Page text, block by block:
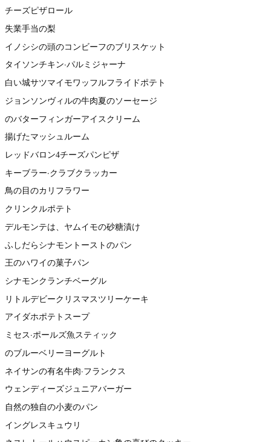
チーズピザロール
失業手当の梨
イノシシの頭のコンビーフのブリスケット
タイソンチキン·パルミジャーナ
白い城サツマイモワッフルフライドポテト
ジョンソンヴィルの牛肉夏のソーセージ
のバターフィンガーアイスクリーム
揚げたマッシュルーム
レッドバロン4チーズパンピザ
キーブラー·クラブクラッカー
鳥の目のカリフラワー
クリンクルポテト
デルモンテは、ヤムイモの砂糖漬け
ふしだらシナモントーストのパン
王のハワイの菓子パン
シナモンクランチベーグル
リトルデビークリスマスツリーケーキ
アイダホポテトスープ
ミセス·ポールズ魚スティック
のブルーベリーヨーグルト
ネイサンの有名牛肉·フランクス
ウェンディーズジュニアバーガー
自然の独自の小麦のパン
イングレスキュウリ